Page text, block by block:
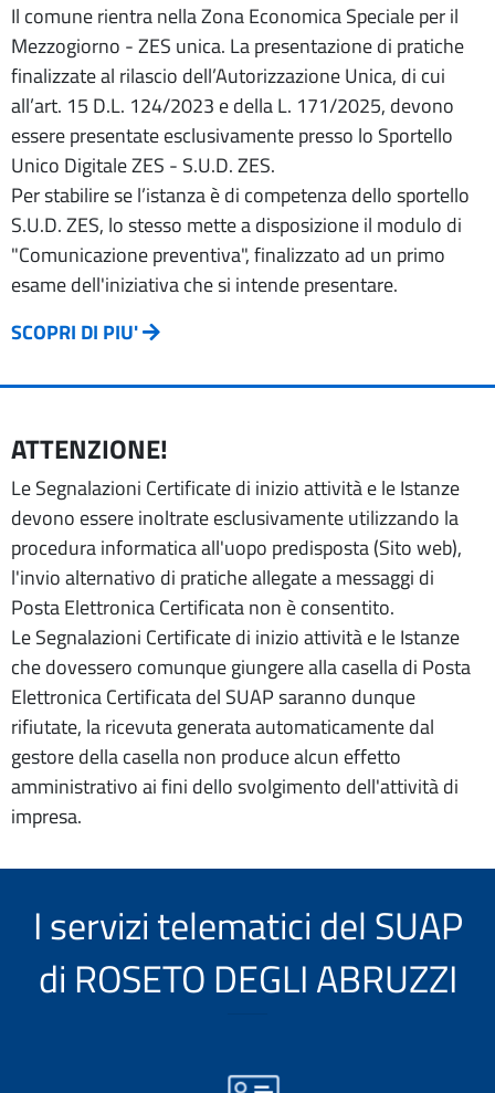
Il comune rientra nella Zona Economica Speciale per il
Mezzogiorno - ZES unica. La presentazione di pratiche
finalizzate al rilascio dell’Autorizzazione Unica, di cui
all’art. 15 D.L. 124/2023 e della L. 171/2025, devono
essere presentate esclusivamente presso lo Sportello
Unico Digitale ZES - S.U.D. ZES.
Per stabilire se l’istanza è di competenza dello sportello
S.U.D. ZES, lo stesso mette a disposizione il modulo di
"Comunicazione preventiva", finalizzato ad un primo
esame dell'iniziativa che si intende presentare.
SCOPRI DI PIU'
ATTENZIONE!
Le Segnalazioni Certificate di inizio attività e le Istanze
devono essere inoltrate esclusivamente utilizzando la
procedura informatica all'uopo predisposta (Sito web),
l'invio alternativo di pratiche allegate a messaggi di
Posta Elettronica Certificata non è consentito.
Le Segnalazioni Certificate di inizio attività e le Istanze
che dovessero comunque giungere alla casella di Posta
Elettronica Certificata del SUAP saranno dunque
rifiutate, la ricevuta generata automaticamente dal
gestore della casella non produce alcun effetto
amministrativo ai fini dello svolgimento dell'attività di
impresa.
I servizi telematici del SUAP
di ROSETO DEGLI ABRUZZI